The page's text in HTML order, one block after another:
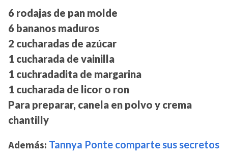
6 rodajas de pan molde
6 bananos maduros
2 cucharadas de azúcar
1 cucharada de vainilla
1 cuchradadita de margarina
1 cucharada de licor o ron
Para preparar, canela en polvo y crema
chantilly
Además: Tannya Ponte comparte sus secretos